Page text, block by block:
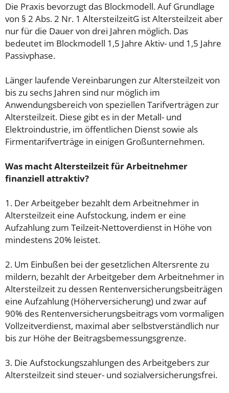
Die Praxis bevorzugt das Blockmodell. Auf Grundlage
von § 2 Abs. 2 Nr. 1 AltersteilzeitG ist Altersteilzeit aber
nur für die Dauer von drei Jahren möglich. Das
bedeutet im Blockmodell 1,5 Jahre Aktiv- und 1,5 Jahre
Passivphase.
Länger laufende Vereinbarungen zur Altersteilzeit von
bis zu sechs Jahren sind nur möglich im
Anwendungsbereich von speziellen Tarifverträgen zur
Altersteilzeit. Diese gibt es in der Metall- und
Elektroindustrie, im öffentlichen Dienst sowie als
Firmentarifverträge in einigen Großunternehmen.
Was macht Altersteilzeit für Arbeitnehmer
finanziell attraktiv?
1. Der Arbeitgeber bezahlt dem Arbeitnehmer in
Altersteilzeit eine Aufstockung, indem er eine
Aufzahlung zum Teilzeit-Nettoverdienst in Höhe von
mindestens 20% leistet.
2. Um Einbußen bei der gesetzlichen Altersrente zu
mildern, bezahlt der Arbeitgeber dem Arbeitnehmer in
Altersteilzeit zu dessen Rentenversicherungsbeiträgen
eine Aufzahlung (Höherversicherung) und zwar auf
90% des Rentenversicherungsbeitrags vom vormaligen
Vollzeitverdienst, maximal aber selbstverständlich nur
bis zur Höhe der Beitragsbemessungsgrenze.
3. Die Aufstockungszahlungen des Arbeitgebers zur
Altersteilzeit sind steuer- und sozialversicherungsfrei.